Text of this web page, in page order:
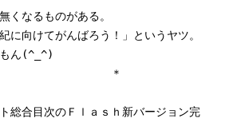
くなるものがある。
に向けてがんばろう！」というヤツ。
ん(^_^)
総合目次のＦｌａｓｈ新バージョン完